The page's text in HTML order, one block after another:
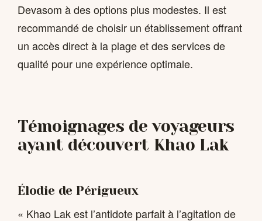
Devasom à des options plus modestes. Il est
recommandé de choisir un établissement offrant
un accès direct à la plage et des services de
qualité pour une expérience optimale.
Témoignages de voyageurs
ayant découvert Khao Lak
Élodie de Périgueux
« Khao Lak est l’antidote parfait à l’agitation de